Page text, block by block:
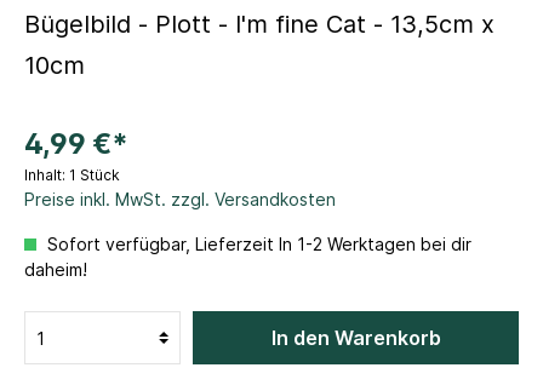
Bügelbild - Plott - I'm fine Cat - 13,5cm x
10cm
4,99 €*
Inhalt: 1 Stück
Preise inkl. MwSt. zzgl. Versandkosten
Sofort verfügbar, Lieferzeit In 1-2 Werktagen bei dir
daheim!
In den Warenkorb